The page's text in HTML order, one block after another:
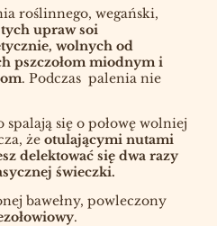
roślinnego, wegański,
upraw soi
wolnych od
pszczołom miodnym i
. Podczas palenia nie
spalają się o połowę wolniej
że otulającymi nutami
delektować się dwa razy
świeczki.
bawełny, powleczony
.